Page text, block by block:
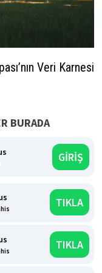
Veri Karnesi
BURADA
GİRİŞ
TIKLA
TIKLA